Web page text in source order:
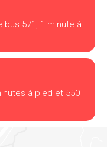
571, 1 minute à
à pied et 550